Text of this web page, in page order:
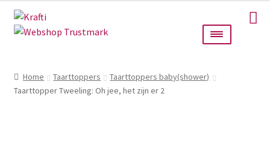
Ga
door
Ga
naar
Taarttoppers
Home Taarttoppers
Taarttoppers baby(shower)
Taarttopper Tweeling: Oh jee, het zijn er 2